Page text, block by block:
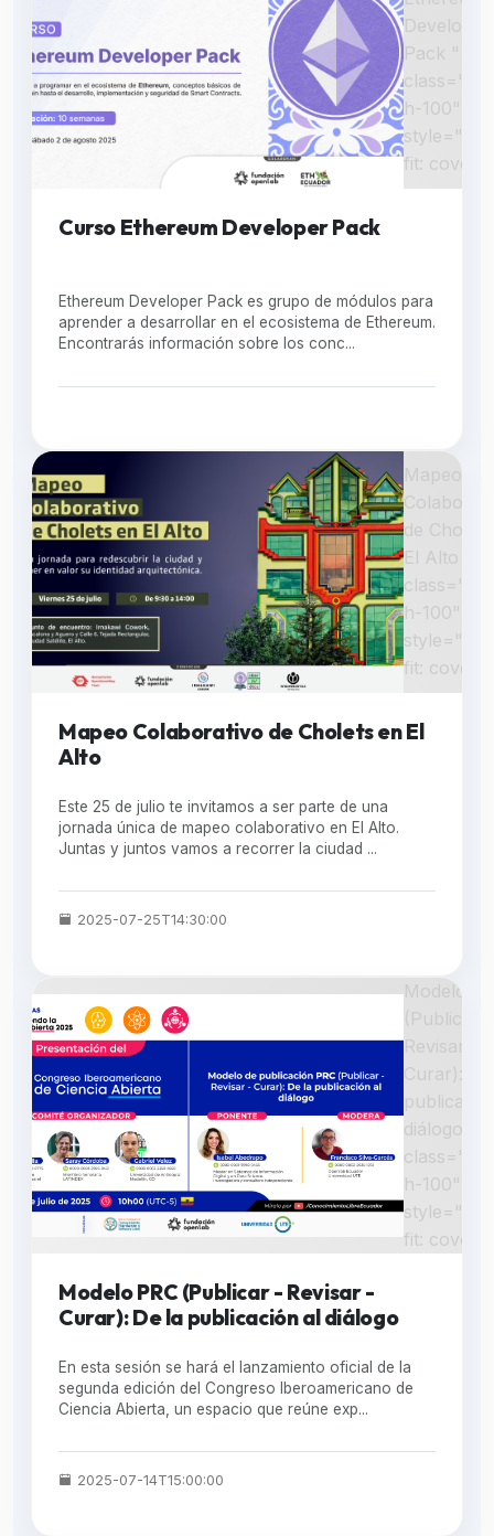
Developer
Pack "
class="w-
h-100"
fit:
Curso Ethereum Developer Pack
Ethereum Developer Pack es grupo de módulos para
aprender a desarrollar en el ecosistema de Ethereum.
Encontrarás información sobre los conc...
de
El Alto "
class="w-
h-100"
fit:
Mapeo Colaborativo de Cholets en El
Alto
Este 25 de julio te invitamos a ser parte de una
jornada única de mapeo colaborativo en El Alto.
Juntas y juntos vamos a recorrer la ciudad ...
2025-07-25T14:30:00
Modelo
Revisar -
Curar):
diálogo "
class="w-
h-100"
fit:
Modelo PRC (Publicar - Revisar -
Curar): De la publicación al diálogo
En esta sesión se hará el lanzamiento oficial de la
segunda edición del Congreso Iberoamericano de
Ciencia Abierta, un espacio que reúne exp...
2025-07-14T15:00:00